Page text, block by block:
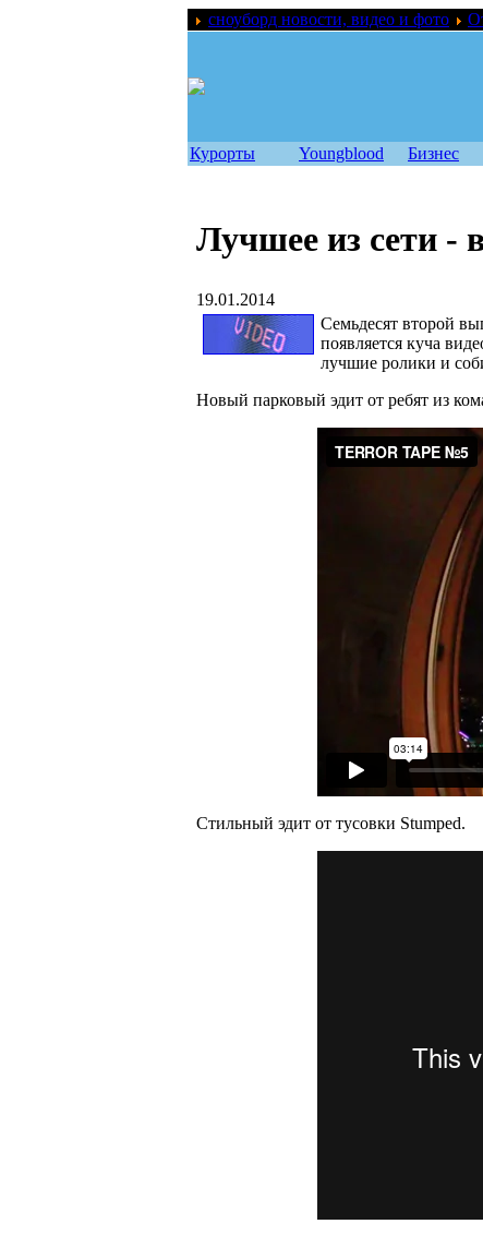
сноуборд новости, видео и фото
Курорты Youngblood Бизнес
Лучшее из сети -
19.01.2014
Семьдесят второй
появляется куча
лучшие ролики и
Новый парковый эдит от ребят из
Стильный эдит от тусовки Stumped.